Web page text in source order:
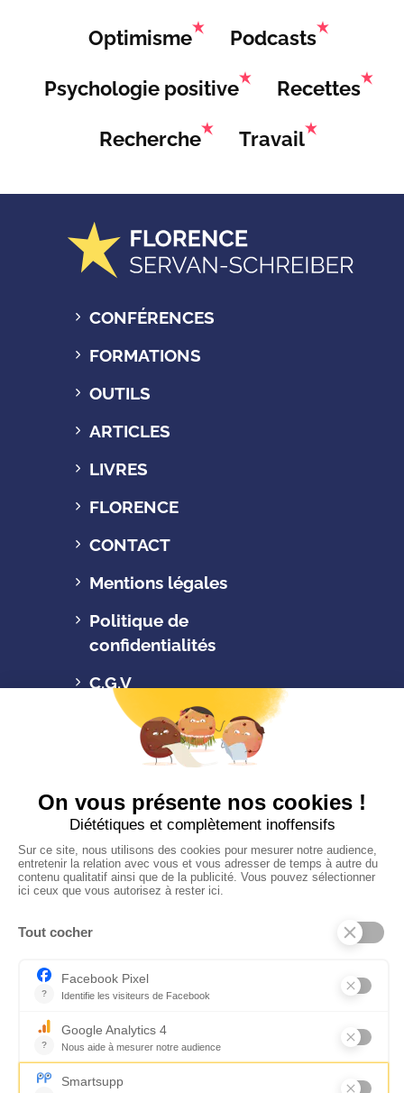
Optimisme Podcasts
Psychologie positive Recettes
Recherche Travail
CONFÉRENCES
FORMATIONS
OUTILS
ARTICLES
LIVRES
FLORENCE
CONTACT
Mentions légales
Politique de
confidentialités
C.G.V
Suivez-nous
CONTACTEZ-NOUS
Florence Servan-Schreiber © 2026